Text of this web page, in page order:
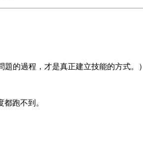
問題的過程，才是真正建立技能的方式。）
跑不到。